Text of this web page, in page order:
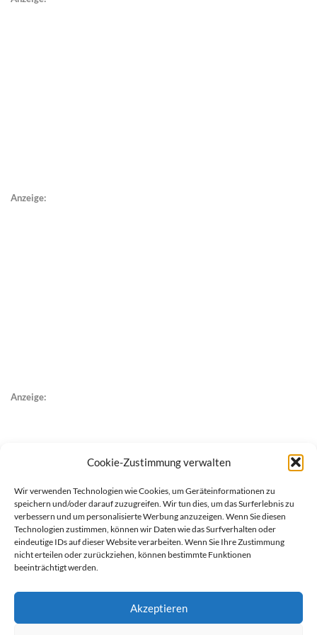
Cookie-Zustimmung verwalten
Wir verwenden Technologien wie Cookies, um Geräteinformationen zu
speichern und/oder darauf zuzugreifen. Wir tun dies, um das Surferlebnis zu
verbessern und um personalisierte Werbung anzuzeigen. Wenn Sie diesen
Technologien zustimmen, können wir Daten wie das Surfverhalten oder
eindeutige IDs auf dieser Website verarbeiten. Wenn Sie Ihre Zustimmung
nicht erteilen oder zurückziehen, können bestimmte Funktionen
beeinträchtigt werden.
Akzeptieren
Anzeige:
Anzeige: